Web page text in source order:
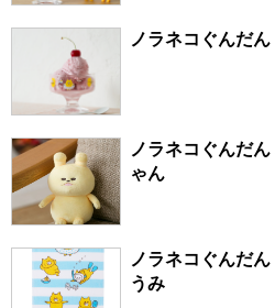
ノラネコぐんだ
ゃん
ノラネコぐんだ
うみ